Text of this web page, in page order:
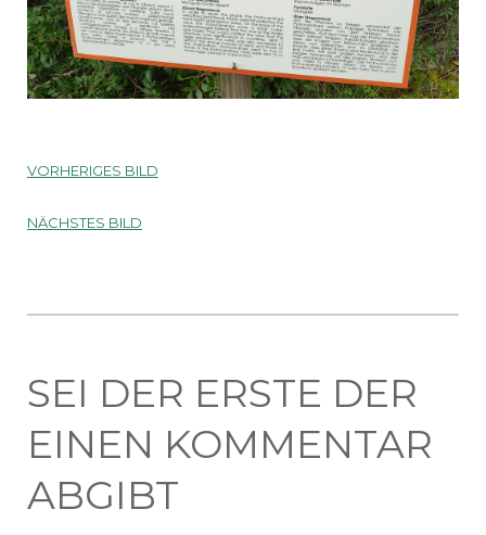
VORHERIGES BILD
NÄCHSTES BILD
SEI DER ERSTE DER
EINEN KOMMENTAR
ABGIBT